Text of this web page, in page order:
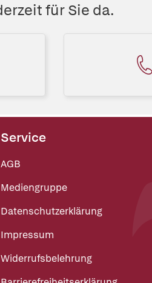
für Sie da.
Service
AGB
Mediengruppe
Datenschutzerklärung
Impressum
Widerrufsbelehrung